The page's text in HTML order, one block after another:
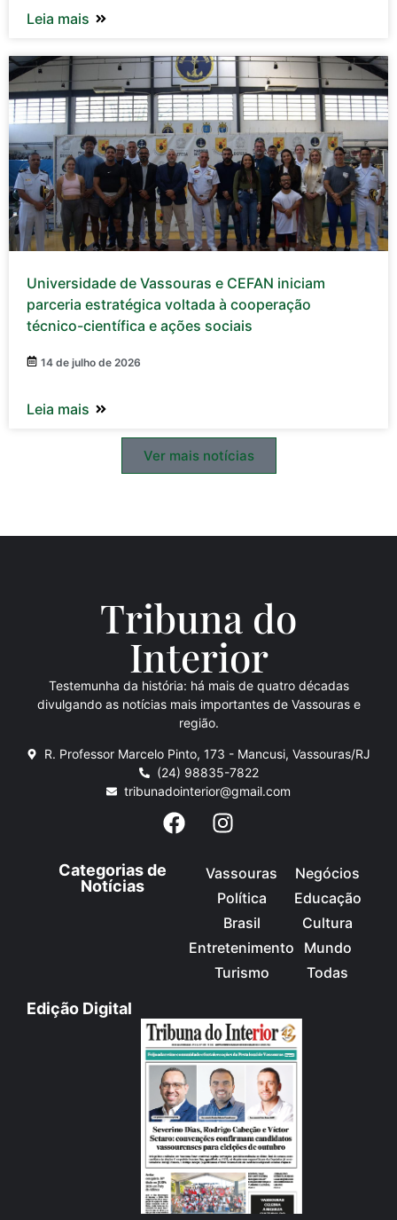
Leia mais
Universidade de Vassouras e CEFAN iniciam
parceria estratégica voltada à cooperação
técnico-científica e ações sociais
14 de julho de 2026
Leia mais
Ver mais notícias
Tribuna do
Interior
Testemunha da história: há mais de quatro décadas
divulgando as notícias mais importantes de Vassouras e
região.
R. Professor Marcelo Pinto, 173 - Mancusi, Vassouras/RJ
(24) 98835-7822
tribunadointerior@gmail.com
Categorias de
Notícias
Vassouras
Política
Brasil
Entretenimento
Turismo
Negócios
Educação
Cultura
Mundo
Todas
Edição Digital